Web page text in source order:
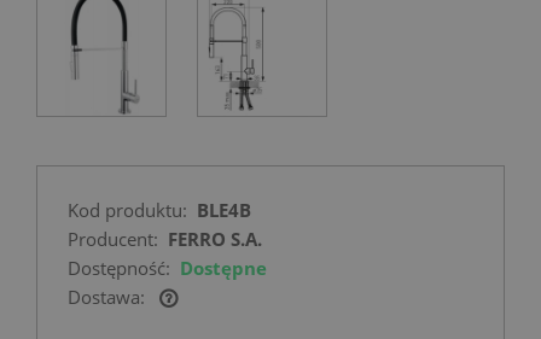
Kod produktu: BLE4B
Producent: FERRO S.A.
Dostępność: Dostępne
Dostawa:
Cena nie zawiera ewentualnych kosztów